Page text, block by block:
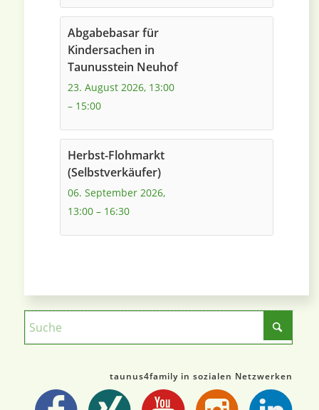
Abgabebasar für
Kindersachen in
Taunusstein Neuhof
23. August 2026, 13:00
– 15:00
Herbst-Flohmarkt
(Selbstverkäufer)
06. September 2026,
13:00– 16:30
taunus4family in sozialen Netzwerken